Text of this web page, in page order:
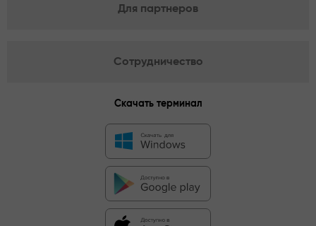
Для партнеров
Сотрудничество
Скачать терминал